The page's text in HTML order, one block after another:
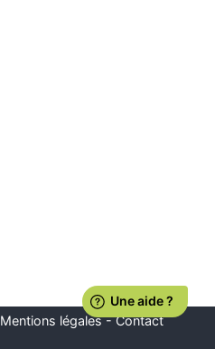
Mentions légales-Contact